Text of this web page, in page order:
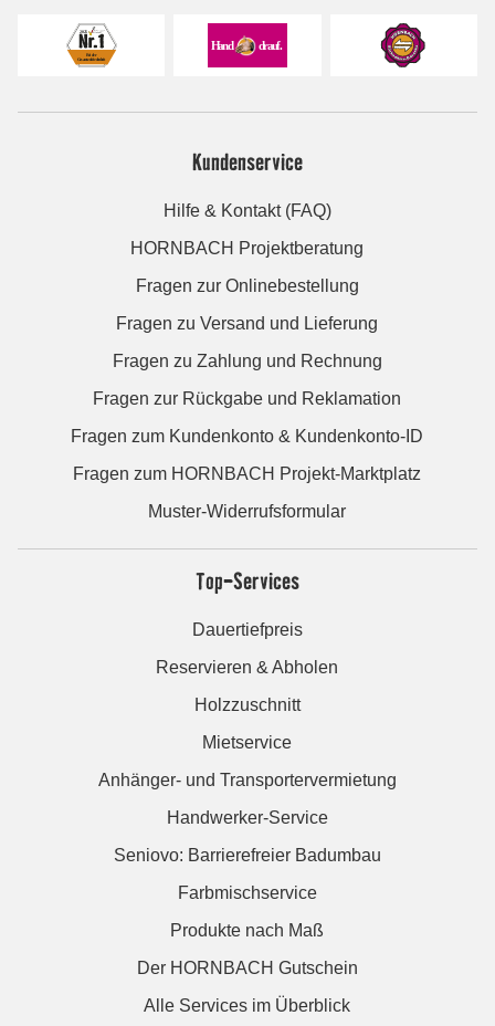
Kundenservice
Hilfe & Kontakt (FAQ)
HORNBACH Projektberatung
Fragen zur Onlinebestellung
Fragen zu Versand und Lieferung
Fragen zu Zahlung und Rechnung
Fragen zur Rückgabe und Reklamation
Fragen zum Kundenkonto & Kundenkonto-ID
Fragen zum HORNBACH Projekt-Marktplatz
Muster-Widerrufsformular
Top-Services
Dauertiefpreis
Reservieren & Abholen
Holzzuschnitt
Mietservice
Anhänger- und Transportervermietung
Handwerker-Service
Seniovo: Barrierefreier Badumbau
Farbmischservice
Produkte nach Maß
Der HORNBACH Gutschein
Alle Services im Überblick